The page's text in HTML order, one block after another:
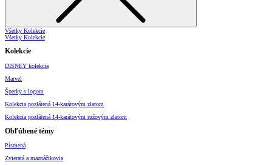
Všetky Kolekcie
Všetky Kolekcie
Kolekcie
DISNEY kolekcia
Marvel
Šperky s logom
Kolekcia pozlátená 14-karátovým zlatom
Kolekcia pozlátená 14-karátovým ružovým zlatom
Obľúbené témy
Písmená
Zvieratá a maznáčikovia